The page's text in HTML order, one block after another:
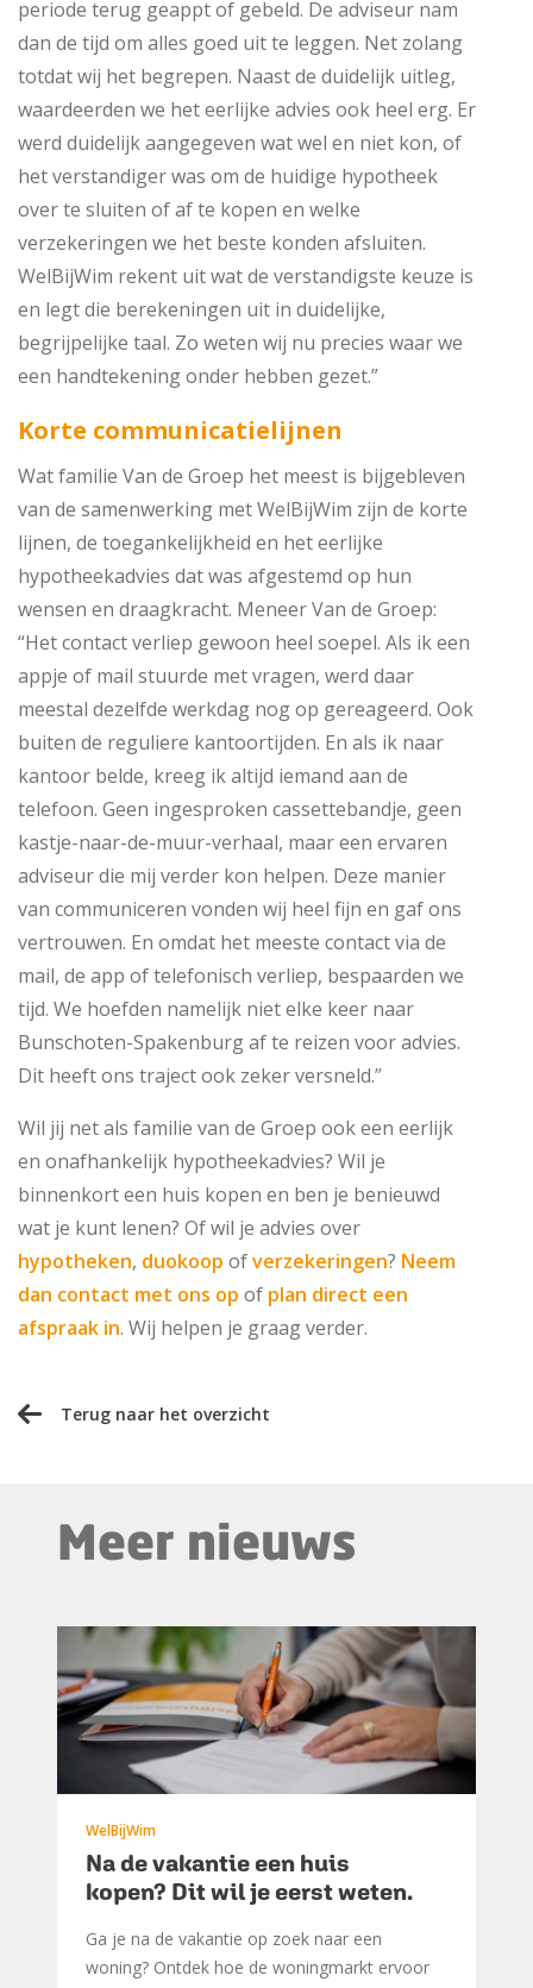
periode terug geappt of gebeld. De adviseur nam
dan de tijd om alles goed uit te leggen. Net zolang
totdat wij het begrepen. Naast de duidelijk uitleg,
waardeerden we het eerlijke advies ook heel erg. Er
werd duidelijk aangegeven wat wel en niet kon, of
het verstandiger was om de huidige hypotheek
over te sluiten of af te kopen en welke
verzekeringen we het beste konden afsluiten.
WelBijWim rekent uit wat de verstandigste keuze is
en legt die berekeningen uit in duidelijke,
begrijpelijke taal. Zo weten wij nu precies waar we
een handtekening onder hebben gezet.”
Korte communicatielijnen
Wat familie Van de Groep het meest is bijgebleven
van de samenwerking met WelBijWim zijn de korte
lijnen, de toegankelijkheid en het eerlijke
hypotheekadvies dat was afgestemd op hun
wensen en draagkracht. Meneer Van de Groep:
“Het contact verliep gewoon heel soepel. Als ik een
appje of mail stuurde met vragen, werd daar
meestal dezelfde werkdag nog op gereageerd. Ook
buiten de reguliere kantoortijden. En als ik naar
kantoor belde, kreeg ik altijd iemand aan de
telefoon. Geen ingesproken cassettebandje, geen
kastje-naar-de-muur-verhaal, maar een ervaren
adviseur die mij verder kon helpen. Deze manier
van communiceren vonden wij heel fijn en gaf ons
vertrouwen. En omdat het meeste contact via de
mail, de app of telefonisch verliep, bespaarden we
tijd. We hoefden namelijk niet elke keer naar
Bunschoten-Spakenburg af te reizen voor advies.
Dit heeft ons traject ook zeker versneld.”
Wil jij net als familie van de Groep ook een eerlijk
en onafhankelijk hypotheekadvies? Wil je
binnenkort een huis kopen en ben je benieuwd
wat je kunt lenen? Of wil je advies over
hypotheken, duokoop ofverzekeringen? Neem
dan contact met ons op of plan direct een
afspraak in. Wij helpen je graag verder.
Terug naar het overzicht
Meer nieuws
WelBijWim
Na de vakantie een huis
kopen? Dit wil je eerst weten.
Ga je na de vakantie op zoek naar een
woning? Ontdek hoe de woningmarkt ervoor